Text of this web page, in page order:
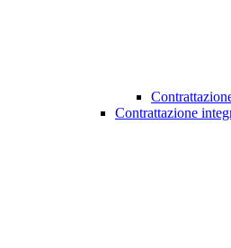
Contrattazione